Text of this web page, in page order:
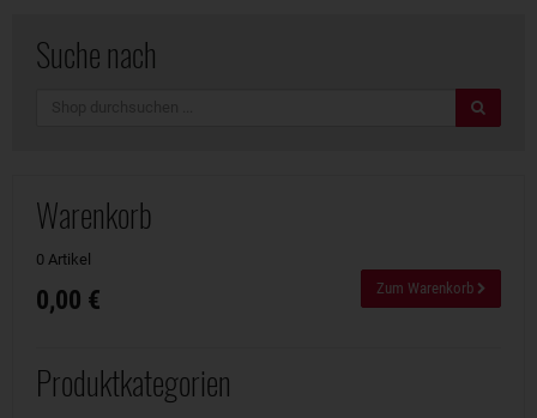
Suche nach
Warenkorb
0 Artikel
0,00 € Zum Warenkorb
Produktkategorien